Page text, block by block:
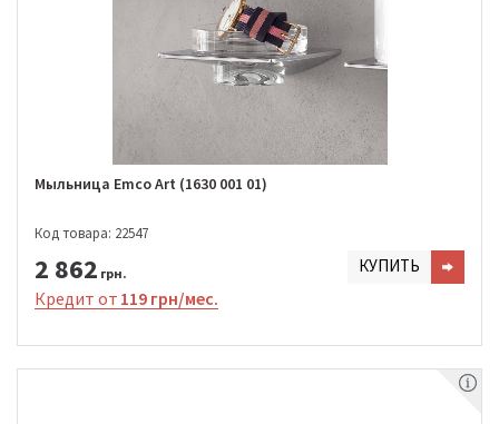
Мыльница Emco Art (1630 001 01)
Код товара: 22547
2 862 грн. КУПИТЬ
Кредит от 119 грн/мес.